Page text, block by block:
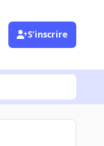
S’inscrire